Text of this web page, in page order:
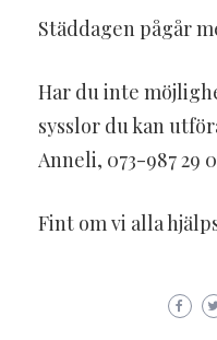
Städdagen pågår
Har du inte
sysslor du kan
Anneli, 073-987 29
Fint om vi alla